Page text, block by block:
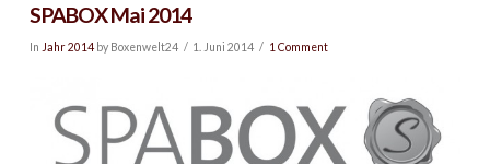
SPABOX Mai 2014
In Jahr 2014by Boxenwelt24 1. Juni 2014 1 Comment